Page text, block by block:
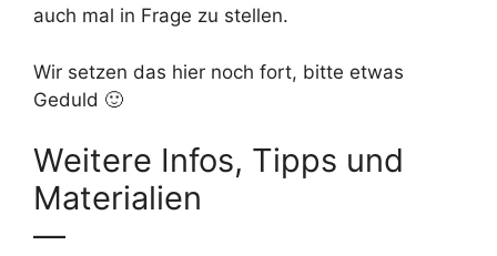
auch mal in Frage zu stellen.
Wir setzen das hier noch fort, bitte etwas
Geduld 🙂
Weitere Infos, Tipps und
Materialien
—